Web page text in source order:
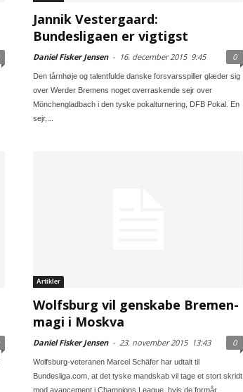
Jannik Vestergaard:
Bundesligaen er vigtigst
Daniel Fisker Jensen - 16. december 20159:45 0
Den tårnhøje og talentfulde danske forsvarsspiller glæder sig
over Werder Bremens noget overraskende sejr over
Mönchengladbach i den tyske pokalturnering, DFB Pokal. En
sejr,...
Artikler
Wolfsburg vil genskabe Bremen-
magi i Moskva
Daniel Fisker Jensen - 23. november 201513:43 0
Wolfsburg-veteranen Marcel Schäfer har udtalt til
Bundesliga.com, at det tyske mandskab vil tage et stort skridt
mod avancement i Champions League, hvis de formår...